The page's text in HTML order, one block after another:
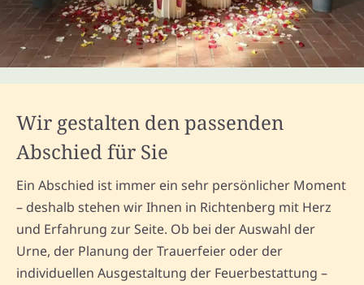
Wir gestalten den passenden
Abschied für Sie
Ein Abschied ist immer ein sehr persönlicher Moment
– deshalb stehen wir Ihnen in Richtenberg mit Herz
und Erfahrung zur Seite. Ob bei der Auswahl der
Urne, der Planung der Trauerfeier oder der
individuellen Ausgestaltung der Feuerbestattung –